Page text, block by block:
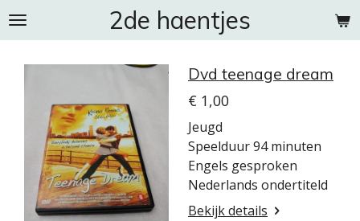
Ga
2de haentjes
Dvd teenage dream
€ 1,00
Jeugd
Speelduur 94 minuten
Engels gesproken
Nederlands ondertiteld
Bekijk details